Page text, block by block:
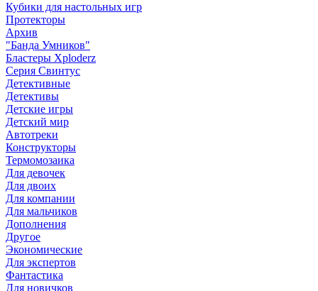
Кубики для настольных игр
Протекторы
Архив
"Банда Умников"
Бластеры Xploderz
Cерия Свинтус
Детективные
Детективы
Детские игры
Детский мир
Автотреки
Конструкторы
Термомозаика
Для девочек
Для двоих
Для компании
Для мальчиков
Дополнения
Другое
Экономические
Для экспертов
Фантастика
Для новичков